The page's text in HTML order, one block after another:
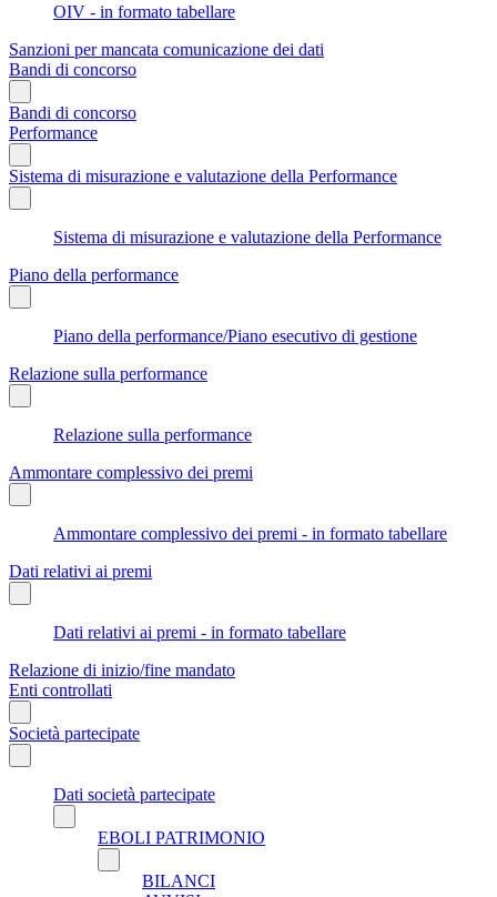
OIV - in formato tabellare
Sanzioni per mancata comunicazione dei dati
Bandi di concorso
Bandi di concorso
Performance
Sistema di misurazione e valutazione della Performance
Sistema di misurazione e valutazione della Performance
Piano della performance
Piano della performance/Piano esecutivo di gestione
Relazione sulla performance
Relazione sulla performance
Ammontare complessivo dei premi
Ammontare complessivo dei premi - in formato tabellare
Dati relativi ai premi
Dati relativi ai premi - in formato tabellare
Relazione di inizio/fine mandato
Enti controllati
Società partecipate
Dati società partecipate
EBOLI PATRIMONIO
BILANCI